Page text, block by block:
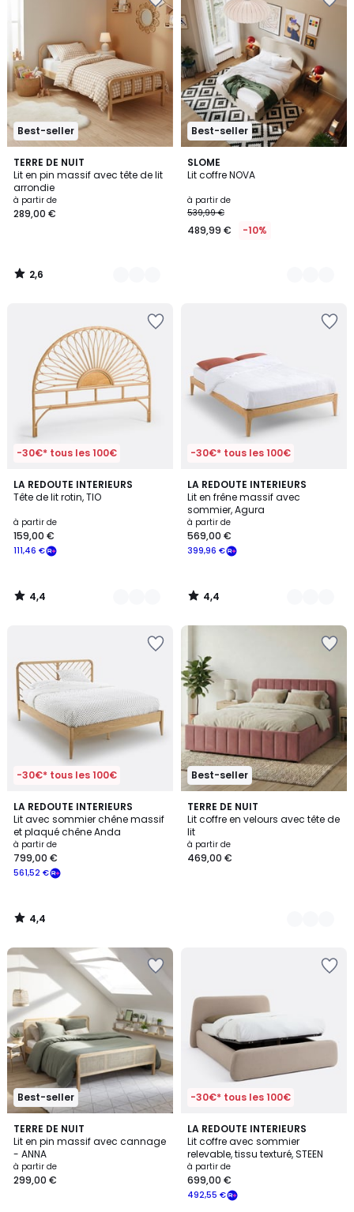
Best-seller
TERRE DE NUIT
Lit en pin massif avec tête de lit
arrondie
à partir de
289,00 €
2,6
/ 5
2
Couleurs
2,6
/
Best-seller
SLOME
Lit coffre NOVA
à partir de
539,99 €
489,99 € -10%
3
Couleurs
-30€* tous les 100€
LA REDOUTE INTERIEURS
Tête de lit rotin, TIO
à partir de
111,46 €
159,00 €
4,4
/ 5
2
Couleurs
4,4
/
-30€* tous les 100€
LA REDOUTE INTERIEURS
Lit en frêne massif avec
sommier, Agura
à partir de
399,96 €
569,00 €
4,4
/ 5
2
Couleurs
4,4
/
-30€* tous les 100€
LA REDOUTE INTERIEURS
Lit avec sommier chêne massif
et plaqué chêne Anda
à partir de
561,52 €
799,00 €
4,4
/ 5
4,4
/
Best-seller
TERRE DE NUIT
Lit coffre en velours avec tête de
lit
à partir de
469,00 €
4
Couleurs
Best-seller
TERRE DE NUIT
Lit en pin massif avec cannage
- ANNA
à partir de
299,00 €
3,4
/ 5
3
Couleurs
-30€* tous les 100€
LA REDOUTE INTERIEURS
Lit coffre avec sommier
relevable, tissu texturé, STEEN
à partir de
492,55 €
699,00 €
4
/
5